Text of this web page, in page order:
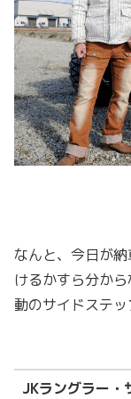
なんと、今日が
けるかすら分か
動のサイドステッ
JKラングラー・